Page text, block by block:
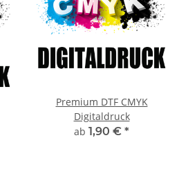
Premium DTF CMYK
Digitaldruck
ab 1,90 € *